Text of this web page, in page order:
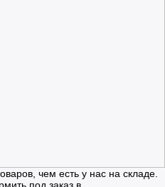
чем есть у нас на складе.